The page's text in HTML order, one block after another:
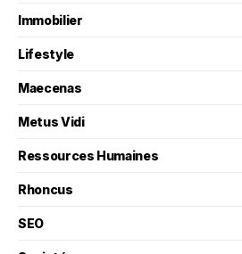
Immobilier
Lifestyle
Maecenas
Metus Vidi
Ressources Humaines
Rhoncus
SEO